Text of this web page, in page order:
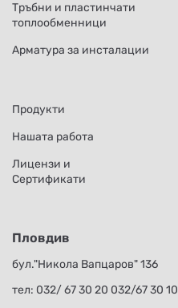
Тръбни и пластинчати
топлообменници
Арматура за инсталации
Продукти
Нашата работа
Лицензи и
Сертификати
Пловдив
бул."Никола Вапцаров" 136
тел: 032/ 67 30 20 032/67 30 10